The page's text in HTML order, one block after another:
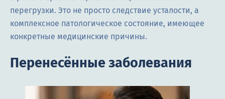
перегрузки. Это не просто следствие усталости, а
комплексное патологическое состояние, имеющее
конкретные медицинские причины.
Перенесённые заболевания